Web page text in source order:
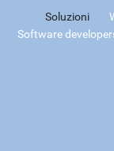
Soluzioni
Software